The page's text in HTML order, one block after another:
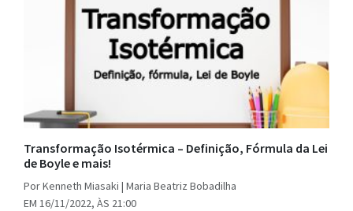
Transformação Isotérmica – Definição, Fórmula da Lei
de Boyle e mais!
Por Kenneth Miasaki | Maria Beatriz Bobadilha
EM 16/11/2022, ÀS 21:00